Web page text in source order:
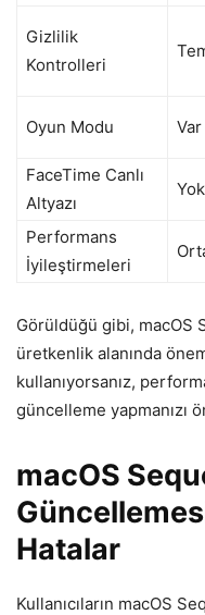
Gizlilik
Kontrolleri
Oyun Modu Var
FaceTime Canlı
Altyazı
Yok
Performans
İyileştirmeleri
Görüldüğü gibi, macOS
üretkenlik alanında
kullanıyorsanız,
güncelleme yapmanızı
macOS
Hatalar
Kullanıcıların macOS